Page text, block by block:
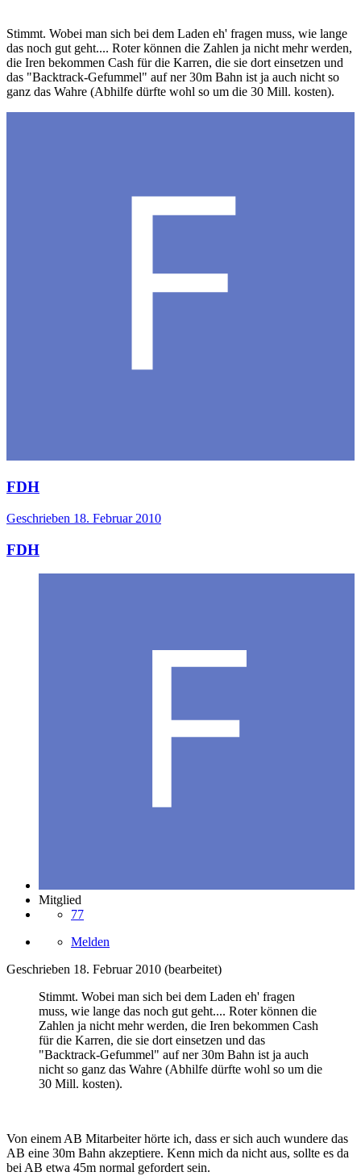
Stimmt. Wobei man sich bei dem Laden eh' fragen muss, wie lange
das noch gut geht.... Roter können die Zahlen ja nicht mehr werden,
die Iren bekommen Cash für die Karren, die sie dort einsetzen und
das "Backtrack-Gefummel" auf ner 30m Bahn ist ja auch nicht so
ganz das Wahre (Abhilfe dürfte wohl so um die 30 Mill. kosten).
FDH
Geschrieben 18. Februar 2010
FDH
Mitglied
77
Melden
Geschrieben 18. Februar 2010 (bearbeitet)
Stimmt. Wobei man sich bei dem Laden eh' fragen
muss, wie lange das noch gut geht.... Roter können die
Zahlen ja nicht mehr werden, die Iren bekommen Cash
für die Karren, die sie dort einsetzen und das
"Backtrack-Gefummel" auf ner 30m Bahn ist ja auch
nicht so ganz das Wahre (Abhilfe dürfte wohl so um die
30 Mill. kosten).
Von einem AB Mitarbeiter hörte ich, dass er sich auch wundere das
AB eine 30m Bahn akzeptiere. Kenn mich da nicht aus, sollte es da
bei AB etwa 45m normal gefordert sein.